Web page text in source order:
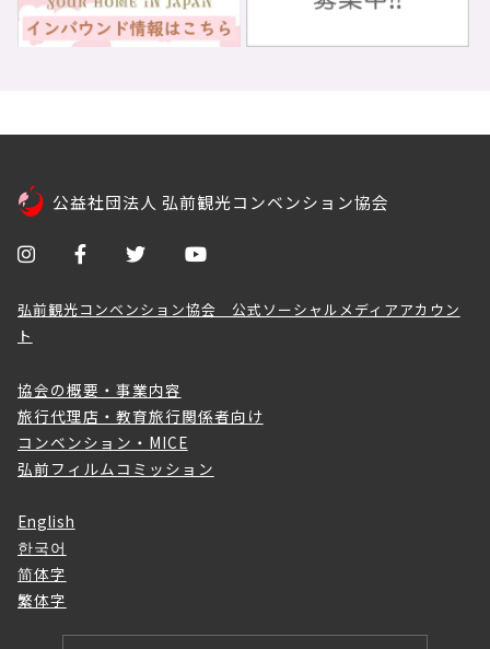
公益社団法人 弘前観光コンベンション協会
弘前観光コンベンション協会 公式ソーシャルメディアアカウン
ト
協会の概要・事業内容
旅行代理店・教育旅行関係者向け
コンベンション・MICE
弘前フィルムコミッション
English
한국어
简体字
繁体字